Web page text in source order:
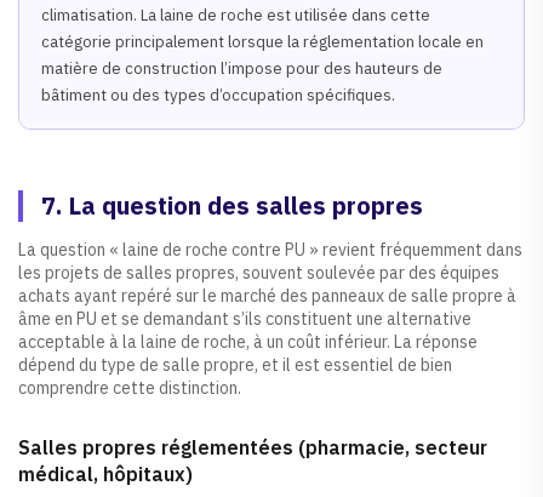
climatisation. La laine de roche est utilisée dans cette
catégorie principalement lorsque la réglementation locale en
matière de construction l’impose pour des hauteurs de
bâtiment ou des types d’occupation spécifiques.
7. La question des salles propres
La question « laine de roche contre PU » revient fréquemment dans
les projets de salles propres, souvent soulevée par des équipes
achats ayant repéré sur le marché des panneaux de salle propre à
âme en PU et se demandant s’ils constituent une alternative
acceptable à la laine de roche, à un coût inférieur. La réponse
dépend du type de salle propre, et il est essentiel de bien
comprendre cette distinction.
Salles propres réglementées (pharmacie, secteur
médical, hôpitaux)